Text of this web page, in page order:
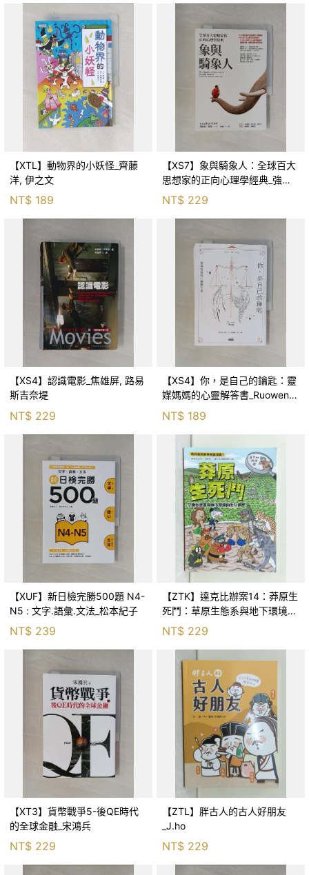
【XTL】動物界的小妖怪_齊藤
洋, 伊之文
NT$ 189
【XS7】象與騎象人：全球百大
思想家的正向心理學經典_強納
森．海德, 李靜瑤
NT$ 229
【XS4】認識電影_焦雄屏, 路易
斯吉奈堤
NT$ 229
【XS4】你，是自己的鑰匙：靈
媒媽媽的心靈解答書_Ruowen
Huang
NT$ 189
【XUF】新日檢完勝500題 N4-
N5 : 文字.語彙.文法_松本紀子
NT$ 239
【ZTK】達克比辦案14：莽原生
死鬥：草原生態系與地下環境的
生存適應_柯智元
NT$ 229
【XT3】貨幣戰爭5-後QE時代
的全球金融_宋鴻兵
NT$ 229
【ZTL】胖古人的古人好朋友
_J.ho
NT$ 229